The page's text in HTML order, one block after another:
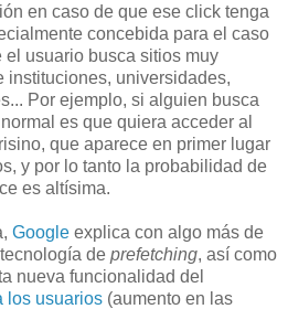
en caso de que ese click tenga
concebida para el caso
usuario busca sitios muy
instituciones, universidades,
Por ejemplo, si alguien busca
es que quiera acceder al
que aparece en primer lugar
y por lo tanto la probabilidad de
es altísima.
Google explica con algo más de
tecnología de prefetching, así como
nueva funcionalidad del
los usuarios (aumento en las